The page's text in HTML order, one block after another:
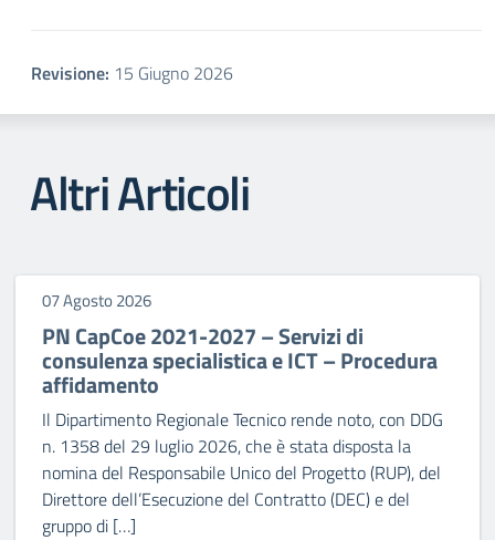
Revisione: 15 Giugno 2026
Altri Articoli
07 Agosto 2026
PN CapCoe 2021-2027 – Servizi di
consulenza specialistica e ICT – Procedura
affidamento
Il Dipartimento Regionale Tecnico rende noto, con DDG
n. 1358 del 29 luglio 2026, che è stata disposta la
nomina del Responsabile Unico del Progetto (RUP), del
Direttore dell’Esecuzione del Contratto (DEC) e del
gruppo di […]